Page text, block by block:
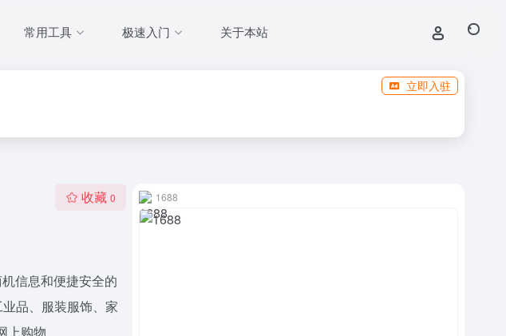
常用工具 极速入门 关于本站
立即入驻
收藏 0
信息和便捷安全的
品、服装服饰、家
上购物
1688